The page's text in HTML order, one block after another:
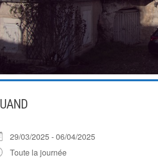
29/03/2025 - 06/04/2025
Toute la journée